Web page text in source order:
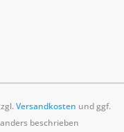
Versandkosten und ggf.
beschrieben